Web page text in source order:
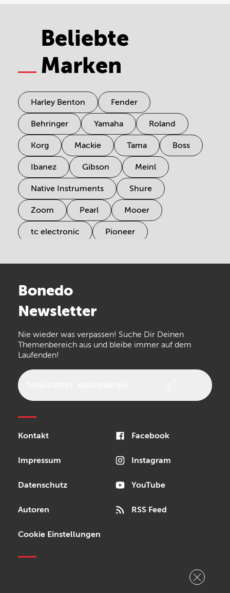
Beliebte
Marken
Harley Benton Fender
Behringer Yamaha Roland
Korg Mackie Tama Boss
Ibanez Gibson Meinl
Native Instruments Shure
Zoom Pearl Mooer
tc electronic Pioneer
Arturia
the t.bone
Walrus Audio Epiphone
Bonedo
Newsletter
Nie wieder was verpassen! Suche Dir Deinen
Themenbereich aus und bleibe immer auf dem
Laufenden!
Kontakt
Impressum
Datenschutz
Autoren
Cookie Einstellungen
Facebook
Instagram
YouTube
RSS Feed